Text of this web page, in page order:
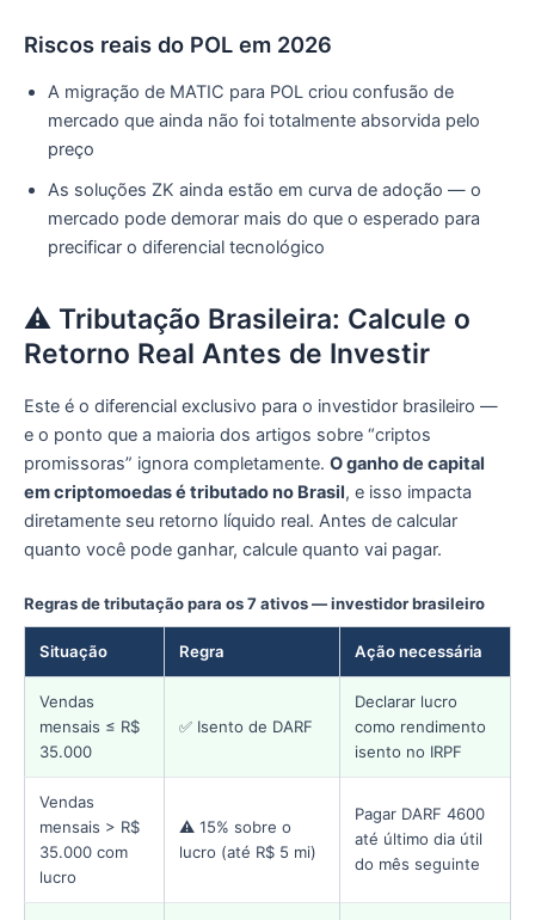
Riscos reais do POL em 2026
A migração de MATIC para POL criou confusão de
mercado que ainda não foi totalmente absorvida pelo
preço
As soluções ZK ainda estão em curva de adoção — o
mercado pode demorar mais do que o esperado para
precificar o diferencial tecnológico
⚠️ Tributação Brasileira: Calcule o
Retorno Real Antes de Investir
Este é o diferencial exclusivo para o investidor brasileiro —
e o ponto que a maioria dos artigos sobre “criptos
promissoras” ignora completamente. O ganho de capital
em criptomoedas é tributado no Brasil, e isso impacta
diretamente seu retorno líquido real. Antes de calcular
quanto você pode ganhar, calcule quanto vai pagar.
Regras de tributação para os 7 ativos — investidor brasileiro
Situação Regra Ação necessária
Vendas
mensais ≤ R$
35.000
✅ Isento de DARF
Declarar lucro
como rendimento
isento no IRPF
Vendas
mensais > R$
35.000 com
lucro
⚠️ 15% sobre o
lucro (até R$ 5 mi)
Pagar DARF 4600
até último dia útil
do mês seguinte